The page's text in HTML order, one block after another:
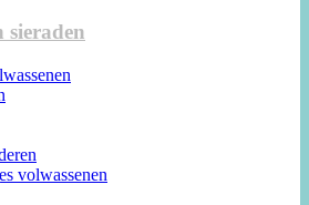
sieraden
volwassenen